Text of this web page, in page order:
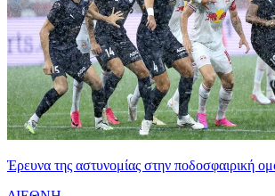
Έρευνα της αστυνομίας στην ποδοσφαιρική